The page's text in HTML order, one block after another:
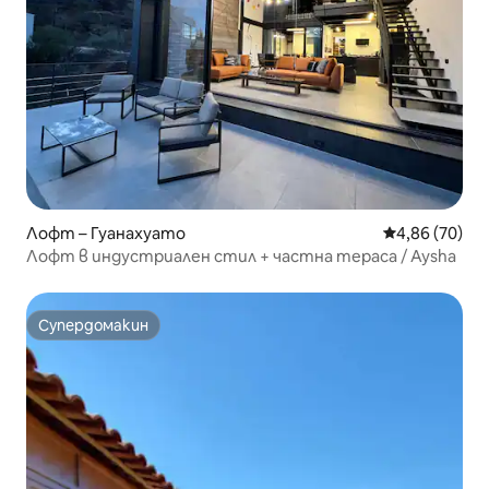
Лофт – Гуанахуато Средна
4,86 (70)
Лофт в индустриален стил + частна тераса / Aysha
Супердомакин
Супердомакин